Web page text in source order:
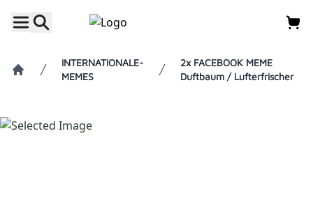
INTERNATIONALE-
MEMES
2x FACEBOOK MEME
Duftbaum / Lufterfrischer